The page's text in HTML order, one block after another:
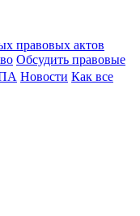
правовых актов
Обсудить правовые
Новости Как все